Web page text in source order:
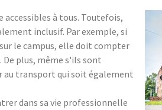
à tous. Toutefois,
inclusif. Par exemple, si
le campus, elle doit compter
plus, même s'ils sont
au transport qui soit également
dans sa vie professionnelle